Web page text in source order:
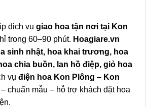
dịch vụ giao hoa tận nơi tại Kon
trong 60–90 phút. Hoagiare.vn
sinh nhật, hoa khai trương, hoa
chia buồn, lan hồ điệp, giỏ hoa
vụ điện hoa Kon Plông – Kon
chuẩn mẫu – hỗ trợ khách đặt hoa